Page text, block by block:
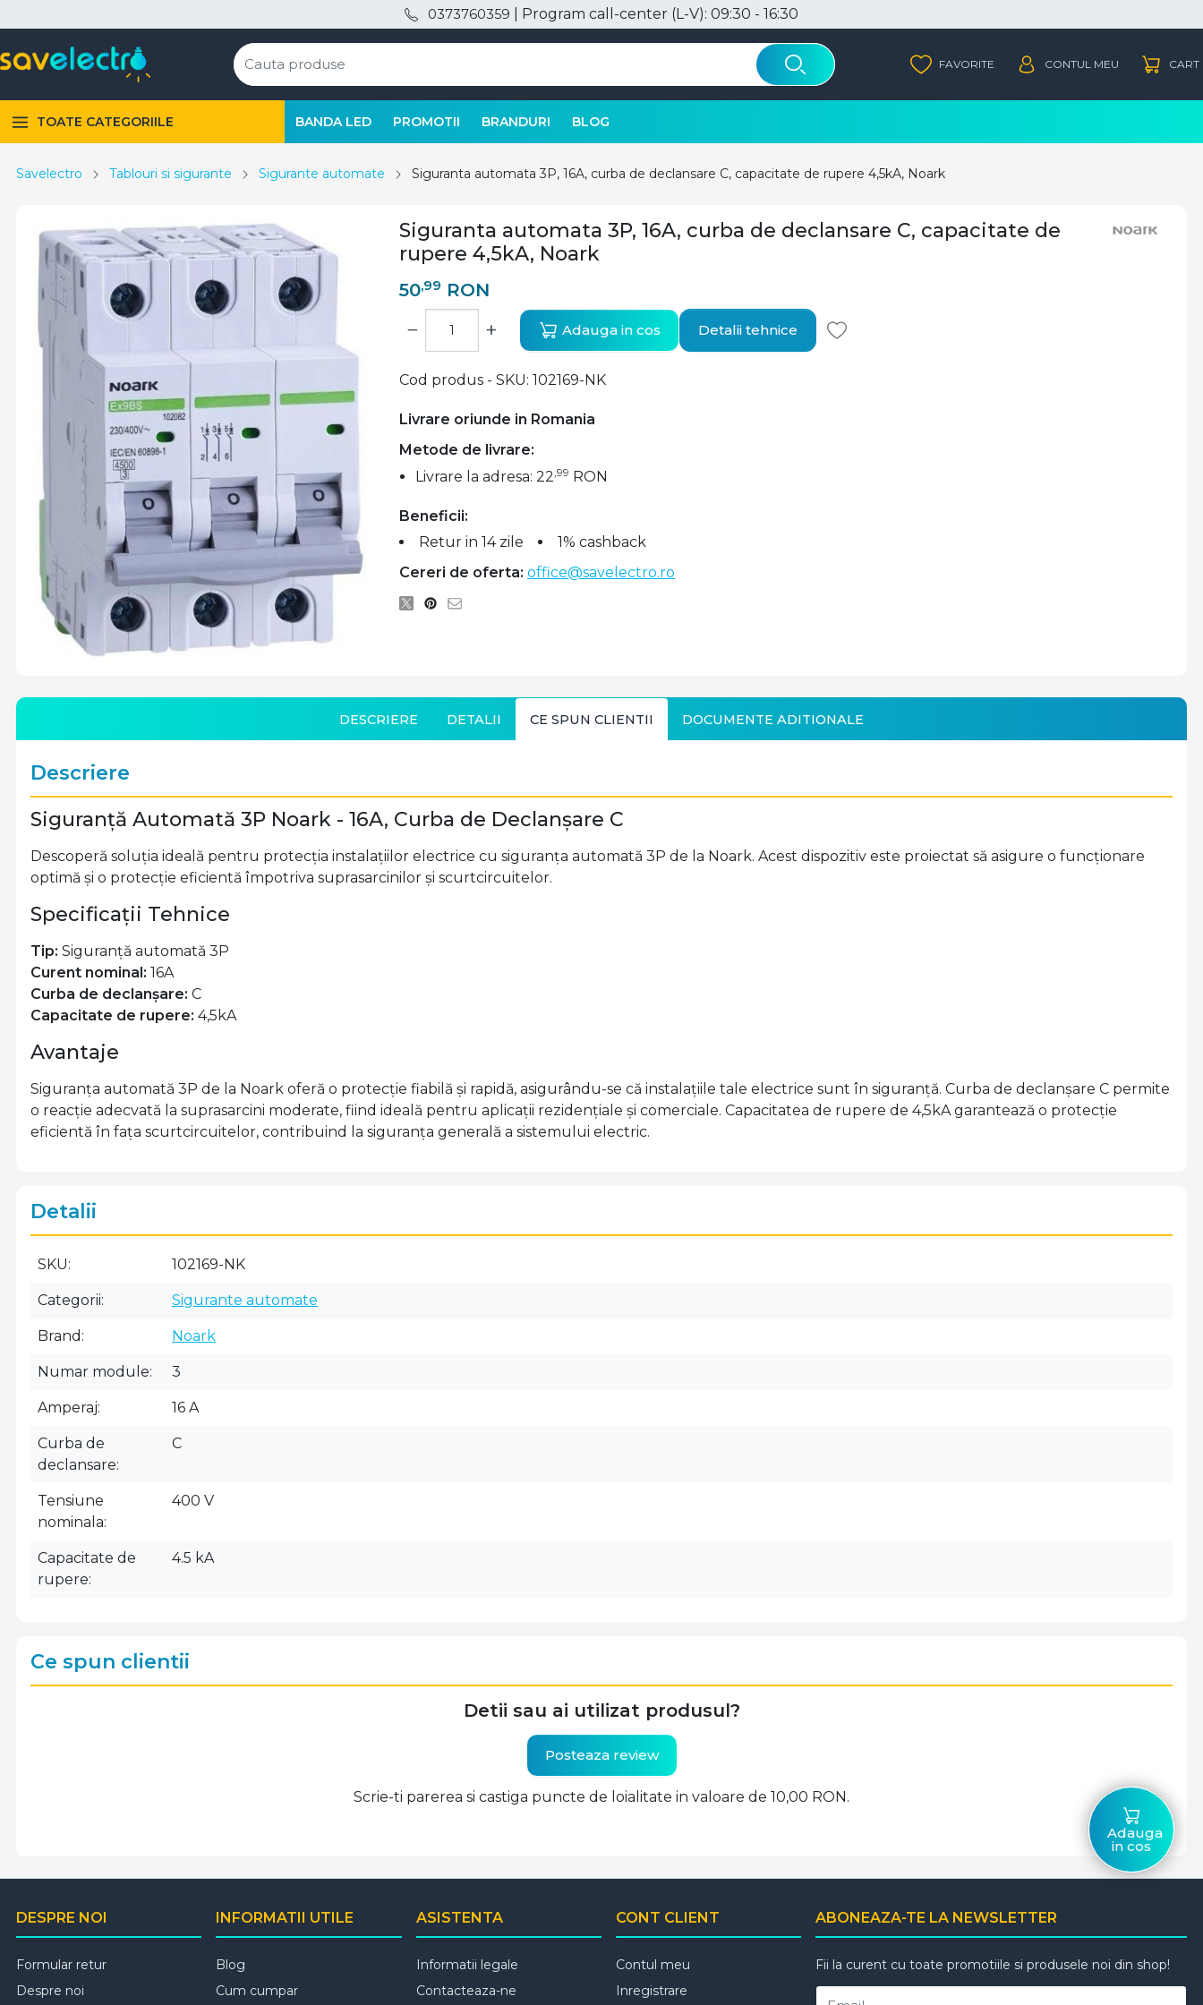
0373760359 | Program call-center (L-V): 09:30 - 16:30
TOATE CATEGORIILE BANDA LED PROMOTII BRANDURI BLOG
Savelectro Tablouri si sigurante Sigurante automate Siguranta automata 3P, 16A, curba de declansare C, capacitate de rupere 4,5kA, Noark
Siguranta automata 3P, 16A, curba de declansare C, capacitate de
rupere 4,5kA, Noark
50,99 RON
Livrare oriunde in Romania
Cod produs - SKU 102169-NK
Metode de livrare:
Livrare la adresa: 22,99 RON
− + Adauga in cos Detalii tehnice
Beneficii:
Retur in 14 zile
1% cashback
Cereri de oferta: office@savelectro.ro
Adauga
in cos
DESCRIERE DETALII CE SPUN CLIENTII DOCUMENTE ADITIONALE
Descriere
Siguranță Automată 3P Noark - 16A, Curba de Declanșare C
Descoperă soluția ideală pentru protecția instalațiilor electrice cu siguranța automată 3P de la Noark. Acest dispozitiv este proiectat să asigure o funcționare
optimă și o protecție eficientă împotriva suprasarcinilor și scurtcircuitelor.
Specificații Tehnice
Tip: Siguranță automată 3P
Curent nominal: 16A
Curba de declanșare: C
Capacitate de rupere: 4,5kA
Avantaje
Siguranța automată 3P de la Noark oferă o protecție fiabilă și rapidă, asigurându-se că instalațiile tale electrice sunt în siguranță. Curba de declanșare C permite
o reacție adecvată la suprasarcini moderate, fiind ideală pentru aplicații rezidențiale și comerciale. Capacitatea de rupere de 4,5kA garantează o protecție
eficientă în fața scurtcircuitelor, contribuind la siguranța generală a sistemului electric.
Detalii
SKU 102169-NK
Categorii Sigurante automate
Brand Noark
Numar module 3
Amperaj 16 A
Curba de
declansare
C
Tensiune
nominala
400 V
Capacitate de
rupere
4.5 kA
Ce spun clientii
Detii sau ai utilizat produsul?
Posteaza review
Scrie-ti parerea si castiga puncte de loialitate in valoare de 10,00 RON.
DESPRE NOI
Formular retur
Despre noi
INFORMATII UTILE
Blog
Cum cumpar
ASISTENTA
Informatii legale
Contacteaza-ne
CONT CLIENT
Contul meu
Inregistrare
ABONEAZA-TE LA NEWSLETTER
Fii la curent cu toate promotiile si produsele noi din shop!